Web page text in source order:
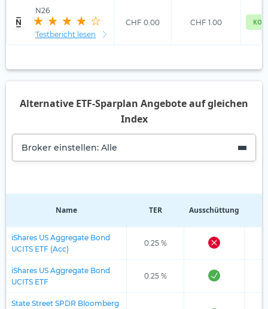
N26
Testbericht lesen
CHF 0.00 CHF 1.00
Alternative ETF-Sparplan Angebote auf gleichen
Index
Broker einstellen: Alle
Name TER Ausschüttung
iShares US Aggregate Bond
UCITS ETF (Acc)
0.25 %
iShares US Aggregate Bond
UCITS ETF
0.25 %
State Street SPDR Bloomberg